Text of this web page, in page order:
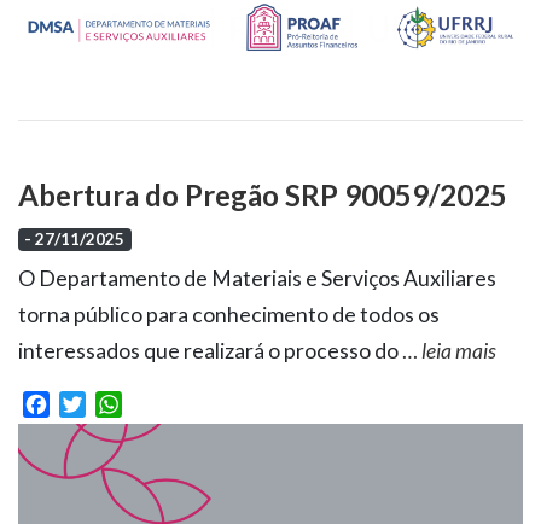
Abertura do Pregão SRP 90059/2025
- 27/11/2025
O Departamento de Materiais e Serviços Auxiliares
torna público para conhecimento de todos os
interessados que realizará o processo do…leia mais
Facebook
Twitter